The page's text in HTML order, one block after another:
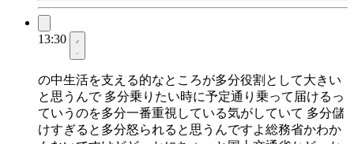
13:30
の中生活を支える的なところが多分役割として大きい
と思うんで 多分乗りたい時に予定通り乗って届けるっ
ていうのを多分一番重視している気がしていて 多分儲
けすぎると多分怒られると思うんですよ総務省かわか